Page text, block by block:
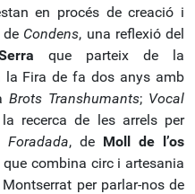
en procés de creació i
de Condens, una reflexió del
que parteix de la
Fira de fa dos anys amb
Brots Transhumants; Vocal
recerca de les arrels per
Foradada, de Mollde l’os
combina circ i artesania
per parlar-nos de